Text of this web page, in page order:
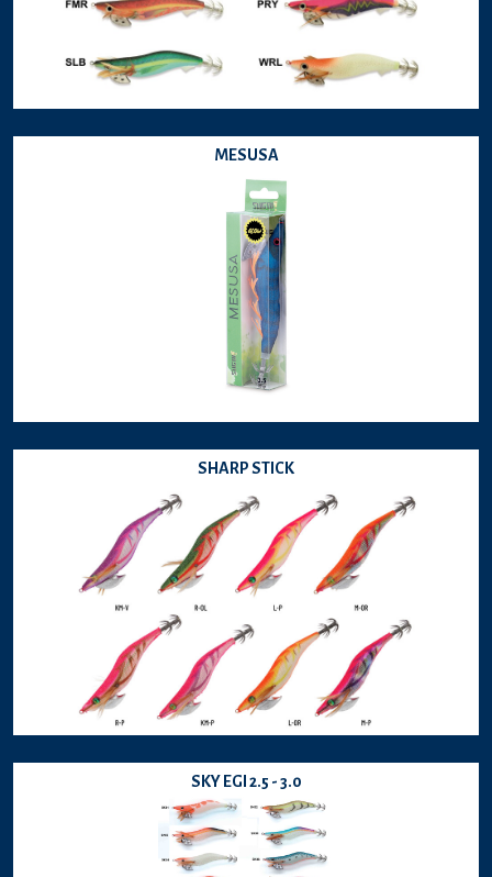
MESUSA
SHARP STICK
SKY EGI 2.5 - 3.0